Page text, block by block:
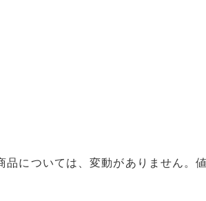
については、変動がありません。